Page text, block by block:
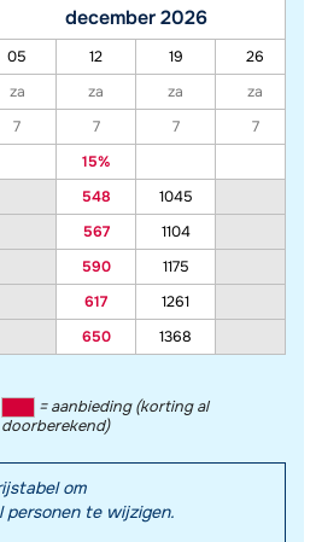
december 2026
05 12 19
26
za
za za
za
7
7 7
7
15%
548
1045
567
1104
590
1175
617
1261
650
1368
= aanbieding (korting al
doorberekend)
om
te wijzigen.